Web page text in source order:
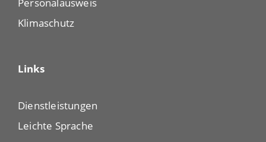
Klimaschutz
Links
Dienstleistungen
Leichte Sprache